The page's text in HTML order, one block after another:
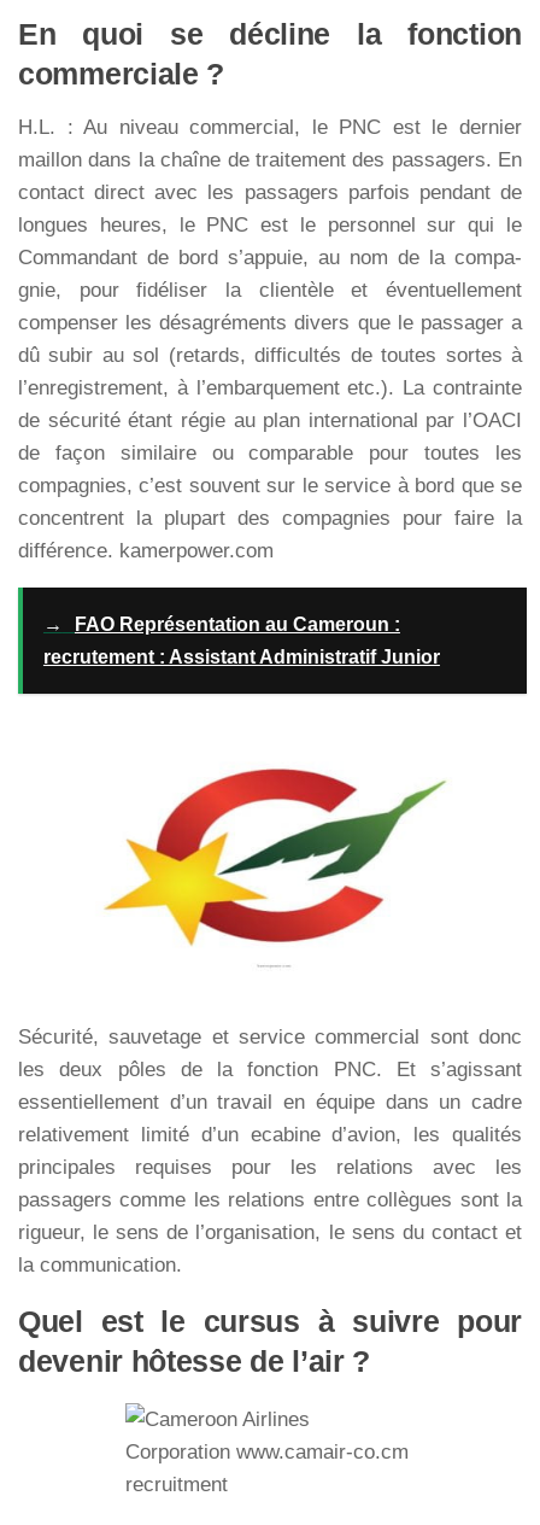
En quoi se décline la fonction
commerciale ?
H.L. : Au niveau commercial, le PNC est le dernier
maillon dans la chaîne de traitement des passagers. En
contact direct avec les passagers parfois pendant de
longues heures, le PNC est le personnel sur qui le
Commandant de bord s’appuie, au nom de la compa-
gnie, pour fidéliser la clientèle et éventuellement
compenser les désagréments divers que le passager a
dû subir au sol (retards, difficultés de toutes sortes à
l’enregistrement, à l’embarquement etc.). La contrainte
de sécurité étant régie au plan international par l’OACI
de façon similaire ou comparable pour toutes les
compagnies, c’est souvent sur le service à bord que se
concentrent la plupart des compagnies pour faire la
différence. kamerpower.com
→
FAO Représentation au Cameroun :
recrutement : Assistant Administratif Junior
Sécurité, sauvetage et service commercial sont donc
les deux pôles de la fonction PNC. Et s’agissant
essentiellement d’un travail en équipe dans un cadre
relativement limité d’un ecabine d’avion, les qualités
principales requises pour les relations avec les
passagers comme les relations entre collègues sont la
rigueur, le sens de l’organisation, le sens du contact et
la communication.
Quel est le cursus à suivre pour
devenir hôtesse de l’air ?